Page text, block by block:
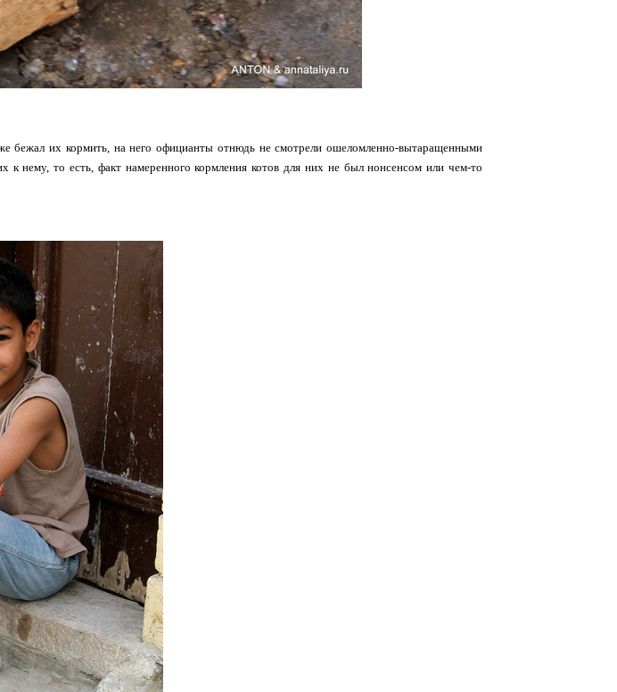
бежал их кормить, на него официанты отнюдь не смотрели ошеломленно-вытаращенными
к нему, то есть, факт намеренного кормления котов для них не был нонсенсом или чем-то